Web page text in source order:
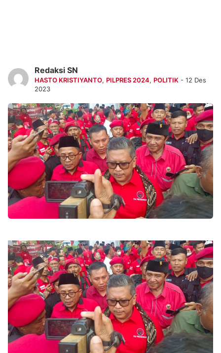
Redaksi SN
HASTO KRISTIYANTO, PILPRES 2024, POLITIK - 12 Des
2023